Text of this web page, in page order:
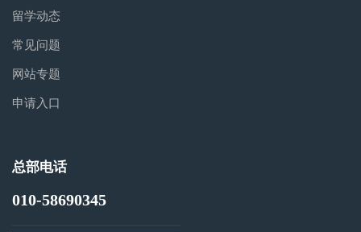
留学动态
常见问题
网站专题
申请入口
总部电话
010-58690345